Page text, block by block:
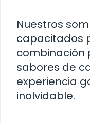
Nuestros
capacitados
combinación
sabores de
experiencia
inolvidable.